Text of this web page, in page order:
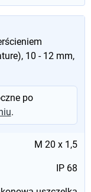
10 - 12 mm,
M 20 x 1,5
IP 68
po
.